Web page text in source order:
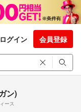
ログイン 会員登録
ン)
ース